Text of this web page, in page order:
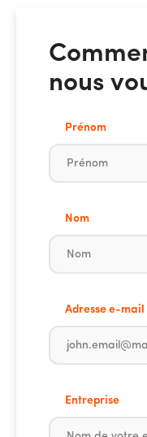
nous
Prénom
Nom
Adresse e-mail
Entreprise